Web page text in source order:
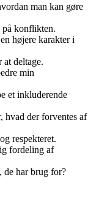
man kan gøre
konflikten.
højere karakter i
deltage.
min
et inkluderende
hvad der forventes af
respekteret.
fordeling af
de har brug for?